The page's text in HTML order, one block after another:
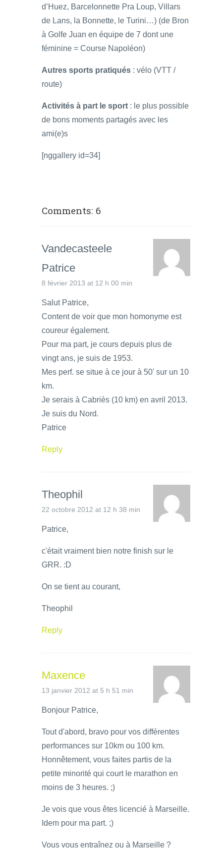
d’Huez, Barcelonnette Pra Loup, Villars
de Lans, la Bonnette, le Turini…) (de Bron
à Golfe Juan en équipe de 7 dont une
féminine = Course Napoléon)
Autres sports pratiqués : vélo (VTT /
route)
Activités à part le sport : le plus possible
de bons moments partagés avec les
ami(e)s
[nggallery id=34]
Comments: 6
Vandecasteele
Patrice
8 février 2013 at 12 h 00 min
Salut Patrice,
Content de voir que mon homonyme est
coureur également.
Pour ma part, je cours depuis plus de
vingt ans, je suis de 1953.
Mes perf. se situe à ce jour à 50' sur un 10
km.
Je serais à Cabriès (10 km) en avril 2013.
Je suis du Nord.
Patrice
Reply
Theophil
22 octobre 2012 at 12 h 38 min
Patrice,
c'était vraiment bien notre finish sur le
GRR. :D
On se tient au courant,
Theophil
Reply
Maxence
13 janvier 2012 at 5 h 51 min
Bonjour Patrice,
Tout d'abord, bravo pour vos différentes
performances sur 10km ou 100 km.
Honnêtement, vous faites partis de la
petite minorité qui court le marathon en
moins de 3 heures. ;)
Je vois que vous êtes licencié à Marseille.
Idem pour ma part. ;)
Vous vous entraînez ou à Marseille ?